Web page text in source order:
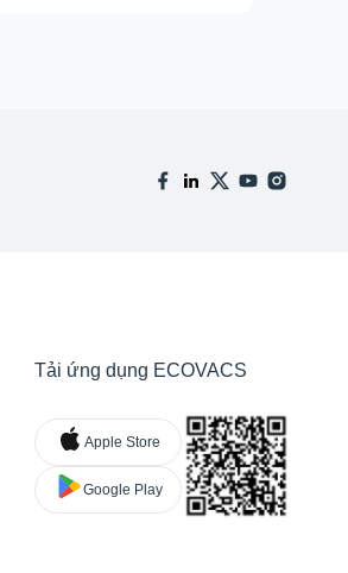
Tải ứng dụng ECOVACS
Apple Store
Google Play